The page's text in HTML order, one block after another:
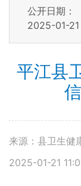
公开日期：
2025-01-21
平江县
来源：县卫生健
2025-01-21